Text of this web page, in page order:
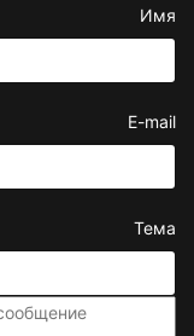
Имя
E-mail
Тема